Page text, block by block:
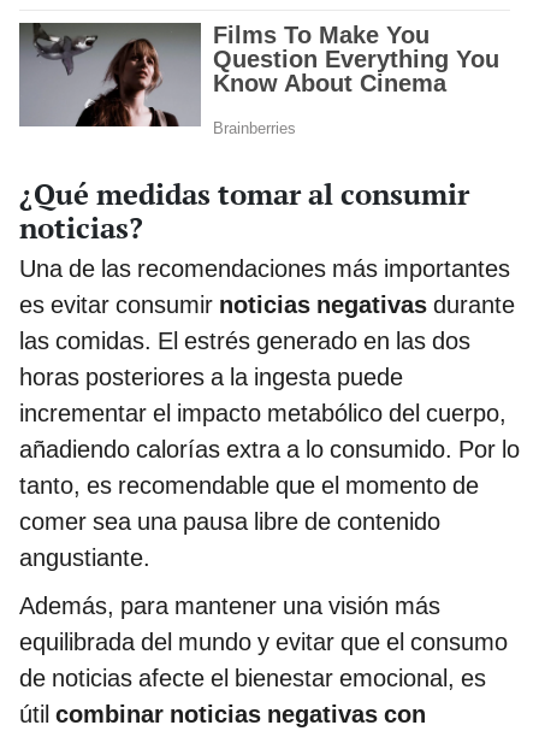
¿Qué medidas tomar al consumir
noticias?
Una de las recomendaciones más importantes
es evitar consumir noticias negativas durante
las comidas. El estrés generado en las dos
horas posteriores a la ingesta puede
incrementar el impacto metabólico del cuerpo,
añadiendo calorías extra a lo consumido. Por lo
tanto, es recomendable que el momento de
comer sea una pausa libre de contenido
angustiante.
Además, para mantener una visión más
equilibrada del mundo y evitar que el consumo
de noticias afecte el bienestar emocional, es
útil combinar noticias negativas con